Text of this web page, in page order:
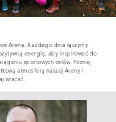
Arenę. Każdego dnia łączymy
energię, aby inspirować do
sportowych celów. Poznaj
atmosferą naszej Areny i
wracać.